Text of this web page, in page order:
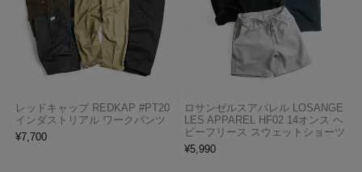
レッドキャップ REDKAP #PT20
インダストリアル ワークパンツ
¥7,700
ロサンゼルスアパレル LOSANGE
LES APPAREL HF02 14オンス ヘ
ビーフリース スウェットショーツ
¥5,990